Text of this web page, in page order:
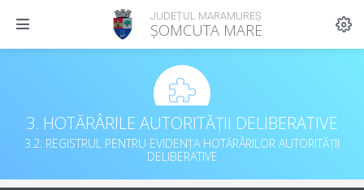
JUDEȚUL MARAMUREȘ
ȘOMCUTA MARE
3. HOTĂRÂRILE AUTORITĂȚII DELIBERATIVE
3.2. REGISTRUL PENTRU EVIDENȚA HOTĂRÂRILOR AUTORITĂȚII
DELIBERATIVE